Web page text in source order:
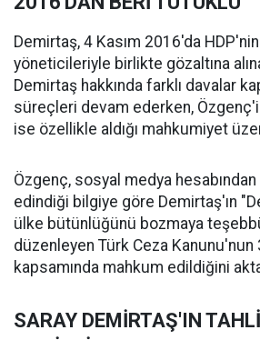
Demirtaş, 4 Kasım 2016'da
yöneticileriyle birlikte gözaltına
Demirtaş hakkında farklı davalar
süreçleri devam ederken,
ise özellikle aldığı mahkumiyet
Özgenç, sosyal medya hesabından
edindiği bilgiye göre Demirtaş'ın
ülke bütünlüğünü bozmaya
düzenleyen Türk Ceza
kapsamında mahkum edildiğini
SARAY DEMİRTAŞ'IN